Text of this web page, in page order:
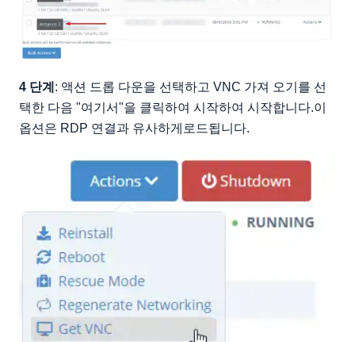
4 단계 : 액션 드롭 다운을 선택하고 VNC 가져 오기를 선
택한 다음 "여기서"을 클릭하여 시작하여 시작합니다.이
옵션은 RDP 연결과 유사하게로드됩니다.